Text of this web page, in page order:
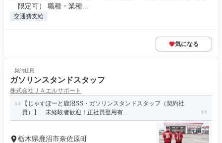
限定可） 職種・業種...
交通費支給
気になる
契約社員
ガソリンスタンドスタッフ
株式会社ＪＡエルサポート
【じゃすぽーと鹿沼SS・ガソリンスタンドスタッフ（契約社
員）】 未経験者歓迎！正社員登用有...
栃木県鹿沼市奈佐原町